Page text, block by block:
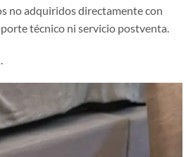
no adquiridos directamente con
técnico ni servicio postventa.